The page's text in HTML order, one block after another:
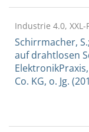
Industrie 4.0, XXL-
Schirrmacher,
auf drahtlosen
Co. KG, o. Jg.